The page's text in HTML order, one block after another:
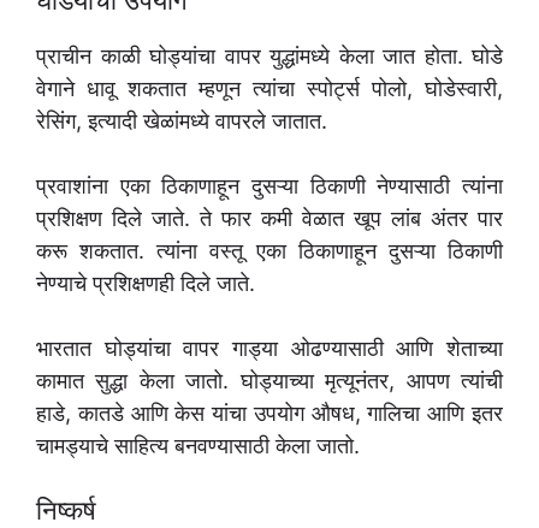
प्राचीन काळी घोड्यांचा वापर युद्धांमध्ये केला जात होता. घोडे
वेगाने धावू शकतात म्हणून त्यांचा स्पोर्ट्स पोलो, घोडेस्वारी,
रेसिंग, इत्यादी खेळांमध्ये वापरले जातात.
प्रवाशांना एका ठिकाणाहून दुसऱ्या ठिकाणी नेण्यासाठी त्यांना
प्रशिक्षण दिले जाते. ते फार कमी वेळात खूप लांब अंतर पार
करू शकतात. त्यांना वस्तू एका ठिकाणाहून दुसऱ्या ठिकाणी
नेण्याचे प्रशिक्षणही दिले जाते.
भारतात घोड्यांचा वापर गाड्या ओढण्यासाठी आणि शेताच्या
कामात सुद्धा केला जातो. घोड्याच्या मृत्यूनंतर, आपण त्यांची
हाडे, कातडे आणि केस यांचा उपयोग औषध, गालिचा आणि इतर
चामड्याचे साहित्य बनवण्यासाठी केला जातो.
निष्कर्ष